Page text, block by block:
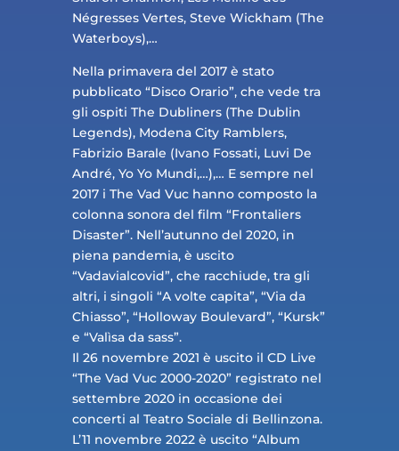
Négresses Vertes, Steve Wickham (The
Waterboys),…
Nella primavera del 2017 è stato
pubblicato “Disco Orario”, che vede tra
gli ospiti The Dubliners (The Dublin
Legends), Modena City Ramblers,
Fabrizio Barale (Ivano Fossati, Luvi De
André, Yo Yo Mundi,…),… E sempre nel
2017 i The Vad Vuc hanno composto la
colonna sonora del film “Frontaliers
Disaster”. Nell’autunno del 2020, in
piena pandemia, è uscito
“Vadavialcovid”, che racchiude, tra gli
altri, i singoli “A volte capita”, “Via da
Chiasso”, “Holloway Boulevard”, “Kursk”
e “Valìsa da sass”.
Il 26 novembre 2021 è uscito il CD Live
“The Vad Vuc 2000-2020” registrato nel
settembre 2020 in occasione dei
concerti al Teatro Sociale di Bellinzona.
L’11 novembre 2022 è uscito “Album